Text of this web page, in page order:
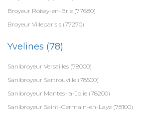
Broyeur Roissy-en-Brie (77680)
Broyeur Villeparisis (77270)
Yvelines (78)
Sanibroyeur Versailles (78000)
Sanibroyeur Sartrouville (78500)
Sanibroyeur Mantes-la-Jolie (78200)
Sanibroyeur Saint-Germain-en-Laye (78100)